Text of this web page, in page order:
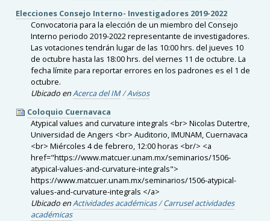
Elecciones Consejo Interno- Investigadores 2019-2022
Convocatoria para la elección de un miembro del Consejo
Interno periodo 2019-2022 representante de investigadores.
Las votaciones tendrán lugar de las 10:00 hrs. del jueves 10
de octubre hasta las 18:00 hrs. del viernes 11 de octubre. La
fecha límite para reportar errores en los padrones es el 1 de
octubre.
Ubicado en Acerca del IM/Avisos
Coloquio Cuernavaca
Atypical values and curvature integrals <br> Nicolas Dutertre,
Universidad de Angers <br> Auditorio, IMUNAM, Cuernavaca
<br> Miércoles 4 de febrero, 12:00 horas <br/> <a
href="https://www.matcuer.unam.mx/seminarios/1506-
atypical-values-and-curvature-integrals">
https://www.matcuer.unam.mx/seminarios/1506-atypical-
values-and-curvature-integrals </a>
Ubicado enActividades académicas/Carrusel actividades
académicas